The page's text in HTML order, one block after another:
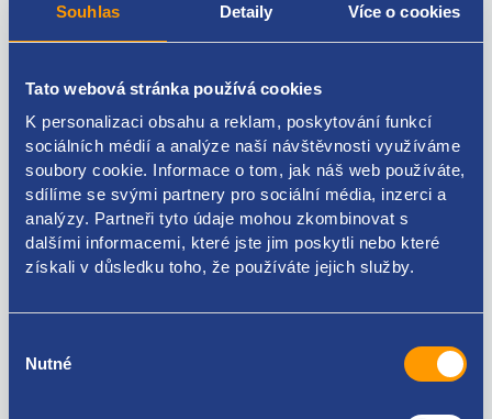
Souhlas Detaily Více o cookies
Tato webová stránka používá cookies
K personalizaci obsahu a reklam, poskytování funkcí
sociálních médií a analýze naší návštěvnosti využíváme
soubory cookie. Informace o tom, jak náš web používáte,
sdílíme se svými partnery pro sociální média, inzerci a
analýzy. Partneři tyto údaje mohou zkombinovat s
dalšími informacemi, které jste jim poskytli nebo které
získali v důsledku toho, že používáte jejich služby.
souhlasu
Nutné
Obal palivového filtru
( dva vstupy )
Stav: použitý díl
Výrobce: PURFLUX
skladem 5+ ks
500 Kč
413 Kč bez DPH
Palivový filtr
Kód: 14455
Výrobce: UFI
skladem 1 ks
150 Kč
124 Kč bez DPH